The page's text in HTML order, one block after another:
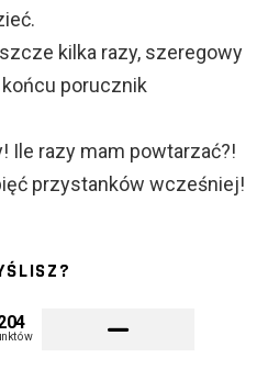
kilka razy, szeregowy
porucznik
Ile razy mam powtarzać?!
przystanków wcześniej!